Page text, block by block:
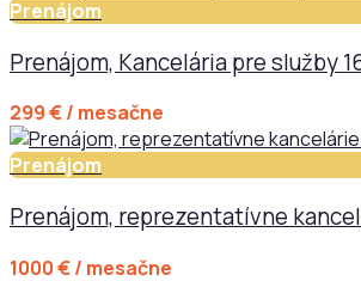
Prenájom
Prenájom, Kancelária pre služby
299 € / mesačne
Prenájom
Prenájom, reprezentatívne
1000 € / mesačne